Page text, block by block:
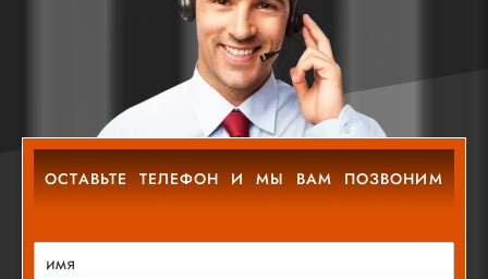
ОСТАВЬТЕ ТЕЛЕФОН И МЫ ВАМ ПОЗВОНИМ